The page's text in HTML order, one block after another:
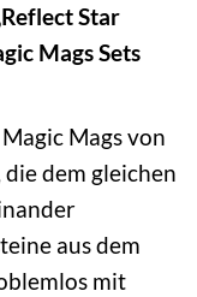
Star
Mags Sets
Mags von
dem gleichen
aus dem
mit